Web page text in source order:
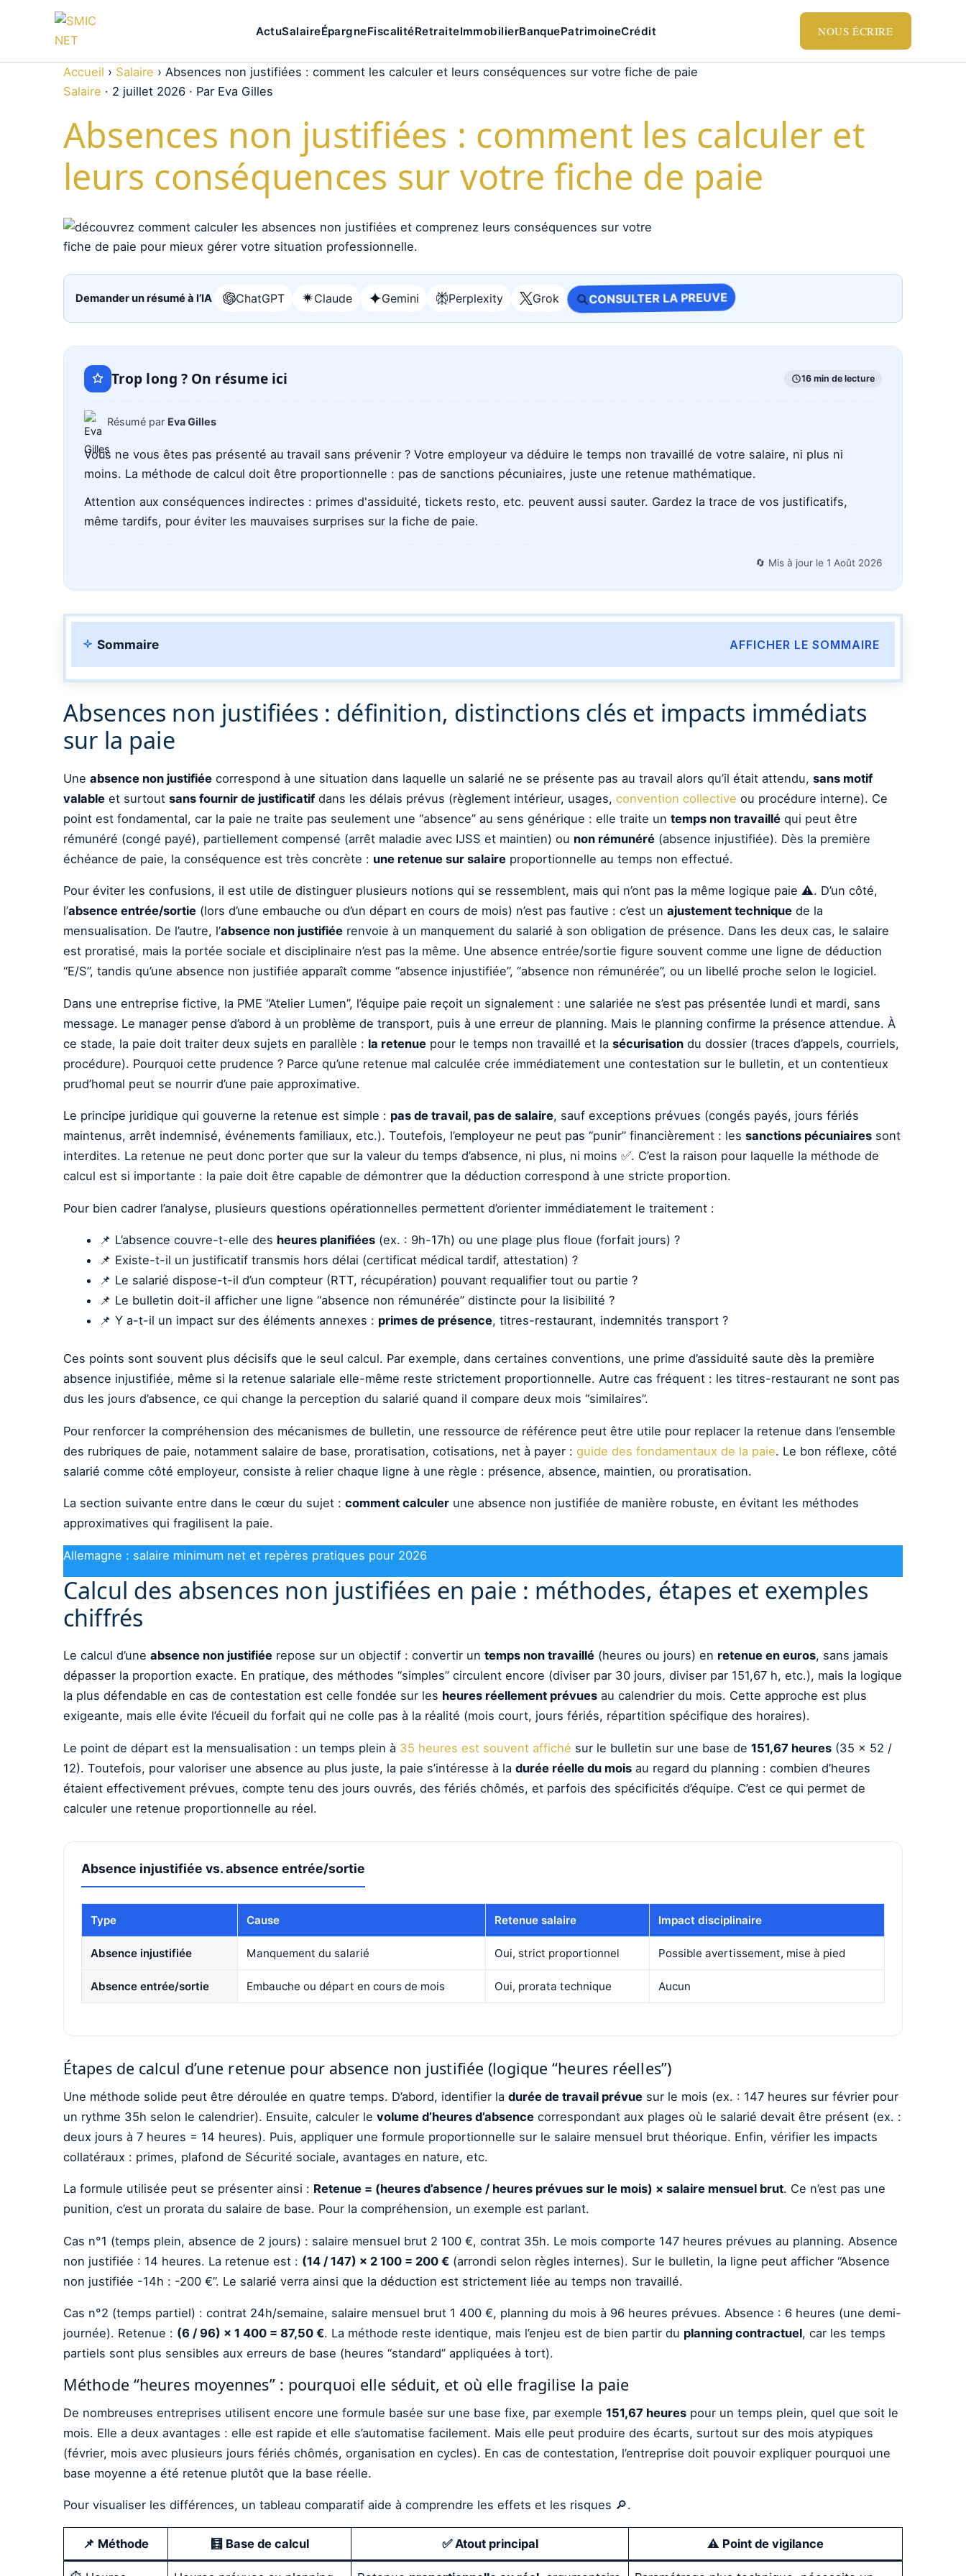
ActuSalaireÉpargneFiscalitéRetraiteImmobilierBanquePatrimoineCrédit NOUS ÉCRIRE
Accueil › Salaire › Absences non justifiées : comment les calculer et leurs conséquences sur votre fiche de paie
Salaire · 2 juillet 2026 · Par Eva Gilles
Absences non justifiées : comment les calculer et
leurs conséquences sur votre fiche de paie
Demander un résumé à l’IA ChatGPT
Ouvrir
avec
Claude
Ouvrir
avec
Gemini
Ouvrir
avec
Perplexity
Ouvrir
avec
Grok
Ouvrir
avec
CONSULTER LA PREUVE
Trop long ? On résume ici 16 min de lecture
Résumé par Eva Gilles
Vous ne vous êtes pas présenté au travail sans prévenir ? Votre employeur va déduire le temps non travaillé de votre salaire, ni plus ni
moins. La méthode de calcul doit être proportionnelle : pas de sanctions pécuniaires, juste une retenue mathématique.
Attention aux conséquences indirectes : primes d'assiduité, tickets resto, etc. peuvent aussi sauter. Gardez la trace de vos justificatifs,
même tardifs, pour éviter les mauvaises surprises sur la fiche de paie.
🔄 Mis à jour le 1 Août 2026
Sommaire AFFICHER LE SOMMAIRE
Absences non justifiées : définition, distinctions clés et impacts immédiats
sur la paie
Une absence non justifiée correspond à une situation dans laquelle un salarié ne se présente pas au travail alors qu’il était attendu, sans motif
valable et surtout sans fournir de justificatif dans les délais prévus (règlement intérieur, usages, convention collective ou procédure interne). Ce
point est fondamental, car la paie ne traite pas seulement une “absence” au sens générique : elle traite un temps non travaillé qui peut être
rémunéré (congé payé), partiellement compensé (arrêt maladie avec IJSS et maintien) ou non rémunéré (absence injustifiée). Dès la première
échéance de paie, la conséquence est très concrète : une retenue sur salaire proportionnelle au temps non effectué.
Pour éviter les confusions, il est utile de distinguer plusieurs notions qui se ressemblent, mais qui n’ont pas la même logique paie ⚠️. D’un côté,
l’absence entrée/sortie (lors d’une embauche ou d’un départ en cours de mois) n’est pas fautive : c’est un ajustement technique de la
mensualisation. De l’autre, l’absence non justifiée renvoie à un manquement du salarié à son obligation de présence. Dans les deux cas, le salaire
est proratisé, mais la portée sociale et disciplinaire n’est pas la même. Une absence entrée/sortie figure souvent comme une ligne de déduction
“E/S”, tandis qu’une absence non justifiée apparaît comme “absence injustifiée”, “absence non rémunérée”, ou un libellé proche selon le logiciel.
Dans une entreprise fictive, la PME “Atelier Lumen”, l’équipe paie reçoit un signalement : une salariée ne s’est pas présentée lundi et mardi, sans
message. Le manager pense d’abord à un problème de transport, puis à une erreur de planning. Mais le planning confirme la présence attendue. À
ce stade, la paie doit traiter deux sujets en parallèle : la retenue pour le temps non travaillé et la sécurisation du dossier (traces d’appels, courriels,
procédure). Pourquoi cette prudence ? Parce qu’une retenue mal calculée crée immédiatement une contestation sur le bulletin, et un contentieux
prud’homal peut se nourrir d’une paie approximative.
Le principe juridique qui gouverne la retenue est simple : pas de travail, pas de salaire, sauf exceptions prévues (congés payés, jours fériés
maintenus, arrêt indemnisé, événements familiaux, etc.). Toutefois, l’employeur ne peut pas “punir” financièrement : les sanctions pécuniaires sont
interdites. La retenue ne peut donc porter que sur la valeur du temps d’absence, ni plus, ni moins ✅. C’est la raison pour laquelle la méthode de
calcul est si importante : la paie doit être capable de démontrer que la déduction correspond à une stricte proportion.
Pour bien cadrer l’analyse, plusieurs questions opérationnelles permettent d’orienter immédiatement le traitement :
📌 L’absence couvre-t-elle des heures planifiées(ex. : 9h-17h) ou une plage plus floue (forfait jours) ?
📌 Existe-t-il un justificatif transmis hors délai (certificat médical tardif, attestation) ?
📌 Le salarié dispose-t-il d’un compteur (RTT, récupération) pouvant requalifier tout ou partie ?
📌 Le bulletin doit-il afficher une ligne “absence non rémunérée” distincte pour la lisibilité ?
📌 Y a-t-il un impact sur des éléments annexes : primes de présence, titres-restaurant, indemnités transport ?
Ces points sont souvent plus décisifs que le seul calcul. Par exemple, dans certaines conventions, une prime d’assiduité saute dès la première
absence injustifiée, même si la retenue salariale elle-même reste strictement proportionnelle. Autre cas fréquent : les titres-restaurant ne sont pas
dus les jours d’absence, ce qui change la perception du salarié quand il compare deux mois “similaires”.
Pour renforcer la compréhension des mécanismes de bulletin, une ressource de référence peut être utile pour replacer la retenue dans l’ensemble
des rubriques de paie, notamment salaire de base, proratisation, cotisations, net à payer : guide des fondamentaux de la paie. Le bon réflexe, côté
salarié comme côté employeur, consiste à relier chaque ligne à une règle : présence, absence, maintien, ou proratisation.
La section suivante entre dans le cœur du sujet : comment calculer une absence non justifiée de manière robuste, en évitant les méthodes
approximatives qui fragilisent la paie.
Allemagne : salaire minimum net et repères pratiques pour 2026
Calcul des absences non justifiées en paie : méthodes, étapes et exemples
chiffrés
Le calcul d’une absence non justifiée repose sur un objectif : convertir un temps non travaillé (heures ou jours) en retenue en euros, sans jamais
dépasser la proportion exacte. En pratique, des méthodes “simples” circulent encore (diviser par 30 jours, diviser par 151,67 h, etc.), mais la logique
la plus défendable en cas de contestation est celle fondée sur les heures réellement prévues au calendrier du mois. Cette approche est plus
exigeante, mais elle évite l’écueil du forfait qui ne colle pas à la réalité (mois court, jours fériés, répartition spécifique des horaires).
Le point de départ est la mensualisation : un temps plein à 35 heures est souvent affiché sur le bulletin sur une base de 151,67 heures (35 × 52 /
12). Toutefois, pour valoriser une absence au plus juste, la paie s’intéresse à la durée réelle du mois au regard du planning : combien d’heures
étaient effectivement prévues, compte tenu des jours ouvrés, des fériés chômés, et parfois des spécificités d’équipe. C’est ce qui permet de
calculer une retenue proportionnelle au réel.
Absence injustifiée vs. absence entrée/sortie
Type Cause Retenue salaire Impact disciplinaire
Absence injustifiée Manquement du salarié Oui, strict proportionnel Possible avertissement, mise à pied
Absence entrée/sortie Embauche ou départ en cours de mois Oui, prorata technique Aucun
Étapes de calcul d’une retenue pour absence non justifiée (logique “heures réelles”)
Une méthode solide peut être déroulée en quatre temps. D’abord, identifier la durée de travail prévue sur le mois (ex. : 147 heures sur février pour
un rythme 35h selon le calendrier). Ensuite, calculer le volume d’heures d’absence correspondant aux plages où le salarié devait être présent (ex. :
deux jours à 7 heures = 14 heures). Puis, appliquer une formule proportionnelle sur le salaire mensuel brut théorique. Enfin, vérifier les impacts
collatéraux : primes, plafond de Sécurité sociale, avantages en nature, etc.
La formule utilisée peut se présenter ainsi : Retenue = (heures d’absence / heures prévues sur le mois) × salaire mensuel brut. Ce n’est pas une
punition, c’est un prorata du salaire de base. Pour la compréhension, un exemple est parlant.
Cas n°1 (temps plein, absence de 2 jours) : salaire mensuel brut 2 100 €, contrat 35h. Le mois comporte 147 heures prévues au planning. Absence
non justifiée : 14 heures. La retenue est : (14 / 147) × 2 100 = 200 € (arrondi selon règles internes). Sur le bulletin, la ligne peut afficher “Absence
non justifiée -14h : -200 €”. Le salarié verra ainsi que la déduction est strictement liée au temps non travaillé.
Cas n°2 (temps partiel) : contrat 24h/semaine, salaire mensuel brut 1 400 €, planning du mois à 96 heures prévues. Absence : 6 heures (une demi-
journée). Retenue : (6 / 96) × 1 400 = 87,50 €. La méthode reste identique, mais l’enjeu est de bien partir du planning contractuel, car les temps
partiels sont plus sensibles aux erreurs de base (heures “standard” appliquées à tort).
Méthode “heures moyennes” : pourquoi elle séduit, et où elle fragilise la paie
De nombreuses entreprises utilisent encore une formule basée sur une base fixe, par exemple 151,67 heures pour un temps plein, quel que soit le
mois. Elle a deux avantages : elle est rapide et elle s’automatise facilement. Mais elle peut produire des écarts, surtout sur des mois atypiques
(février, mois avec plusieurs jours fériés chômés, organisation en cycles). En cas de contestation, l’entreprise doit pouvoir expliquer pourquoi une
base moyenne a été retenue plutôt que la base réelle.
Pour visualiser les différences, un tableau comparatif aide à comprendre les effets et les risques 🔎.
📌 Méthode 🧮 Base de calcul ✅ Atout principal ⚠️ Point de vigilance